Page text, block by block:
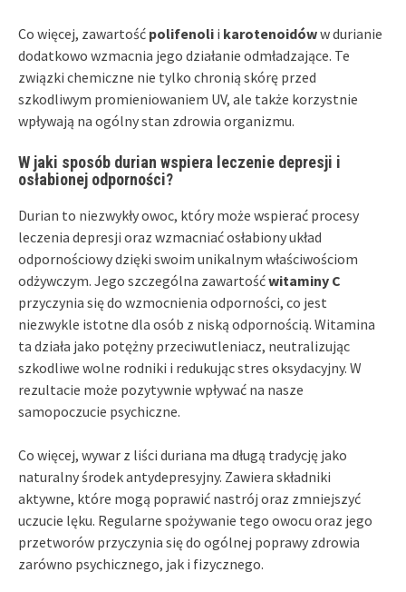
Co więcej, zawartość polifenoli i karotenoidóww durianie
dodatkowo wzmacnia jego działanie odmładzające. Te
związki chemiczne nie tylko chronią skórę przed
szkodliwym promieniowaniem UV, ale także korzystnie
wpływają na ogólny stan zdrowia organizmu.
W jaki sposób durian wspiera leczenie depresji i
osłabionej odporności?
Durian to niezwykły owoc, który może wspierać procesy
leczenia depresji oraz wzmacniać osłabiony układ
odpornościowy dzięki swoim unikalnym właściwościom
odżywczym. Jego szczególna zawartośćwitaminy C
przyczynia się do wzmocnienia odporności, co jest
niezwykle istotne dla osób z niską odpornością. Witamina
ta działa jako potężny przeciwutleniacz, neutralizując
szkodliwe wolne rodniki i redukując stres oksydacyjny. W
rezultacie może pozytywnie wpływać na nasze
samopoczucie psychiczne.
Co więcej, wywar z liści duriana ma długą tradycję jako
naturalny środek antydepresyjny. Zawiera składniki
aktywne, które mogą poprawić nastrój oraz zmniejszyć
uczucie lęku. Regularne spożywanie tego owocu oraz jego
przetworów przyczynia się do ogólnej poprawy zdrowia
zarówno psychicznego, jak i fizycznego.